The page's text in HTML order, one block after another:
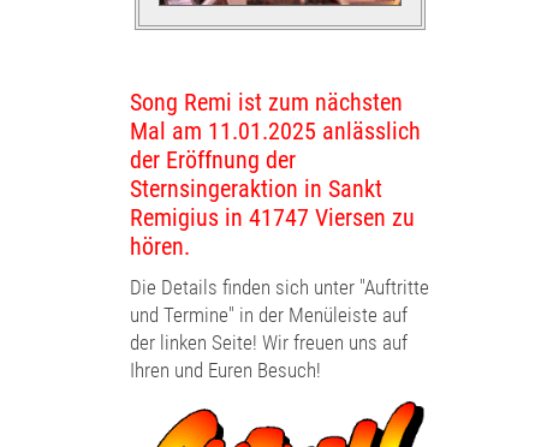
Song Remi ist zum nächsten
Mal am 11.01.2025 anlässlich
der Eröffnung der
Sternsingeraktion in Sankt
Remigius in 41747 Viersen zu
hören.
Die Details finden sich unter "Auftritte
und Termine" in der Menüleiste auf
der linken Seite! Wir freuen uns auf
Ihren und Euren Besuch!